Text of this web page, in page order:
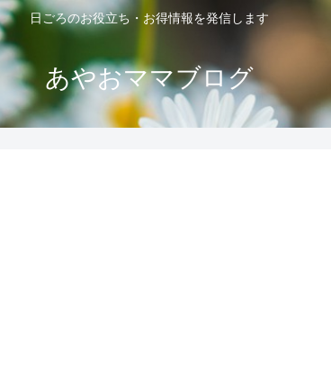
日ごろのお役立ち・お得情報を発信します
あやおママブログ